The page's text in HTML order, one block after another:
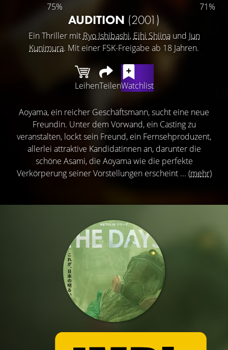
75% 71%
AUDITION (2001)
Ein Thriller mit Ryo Ishibashi, Eihi Shiinaund Jun
Kunimura. Mit einer FSK-Freigabe ab 18 Jahren.
LeihenTeilenWatchlist
Aoyama, ein reicher Geschäftsmann, sucht eine neue
Freundin. Unter dem Vorwand, ein Casting zu
veranstalten, lockt sein Freund, ein Fernsehproduzent,
allerlei attraktive Kandidatinnen an, darunter die
schöne Asami, die Aoyama wie die perfekte
Verkörperung seiner Vorstellungen erscheint ... (mehr)